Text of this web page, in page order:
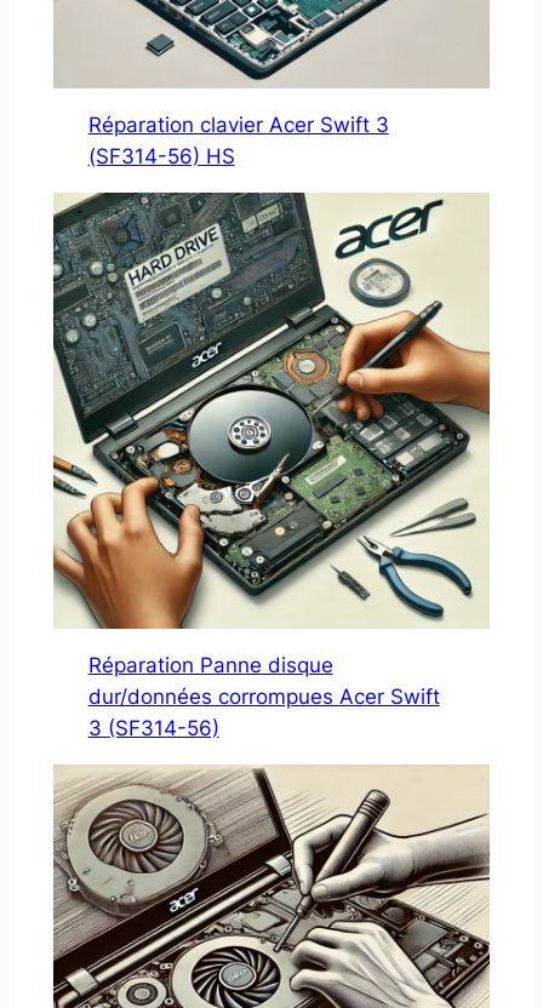
Réparation clavier Acer Swift 3
(SF314-56) HS
Réparation Panne disque
dur/données corrompues Acer Swift
3 (SF314-56)